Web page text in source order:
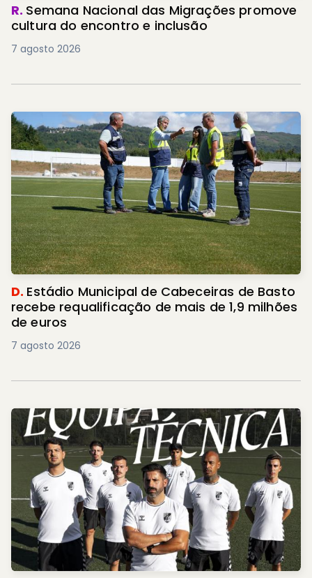
R. Semana Nacional das Migrações promove
cultura do encontro e inclusão
7 agosto 2026
D. Estádio Municipal de Cabeceiras de Basto
recebe requalificação de mais de 1,9 milhões
de euros
7 agosto 2026